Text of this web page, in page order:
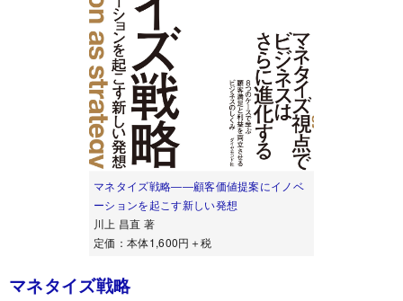
マネタイズ戦略――顧客価値提案にイノベ
ーションを起こす新しい発想
川上 昌直 著
定価：本体1,600円＋税
マネタイズ戦略